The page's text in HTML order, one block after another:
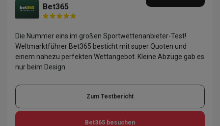
Bet365
Die Nummer eins im großen Sportwettenanbieter-Test!
Weltmarktführer Bet365 besticht mit super Quoten und
einem nahezu perfekten Wettangebot. Kleine Abzüge gab es
nur beim Design.
Zum Testbericht
Bet365 besuchen